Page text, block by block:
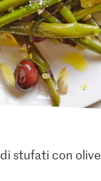
stufati con